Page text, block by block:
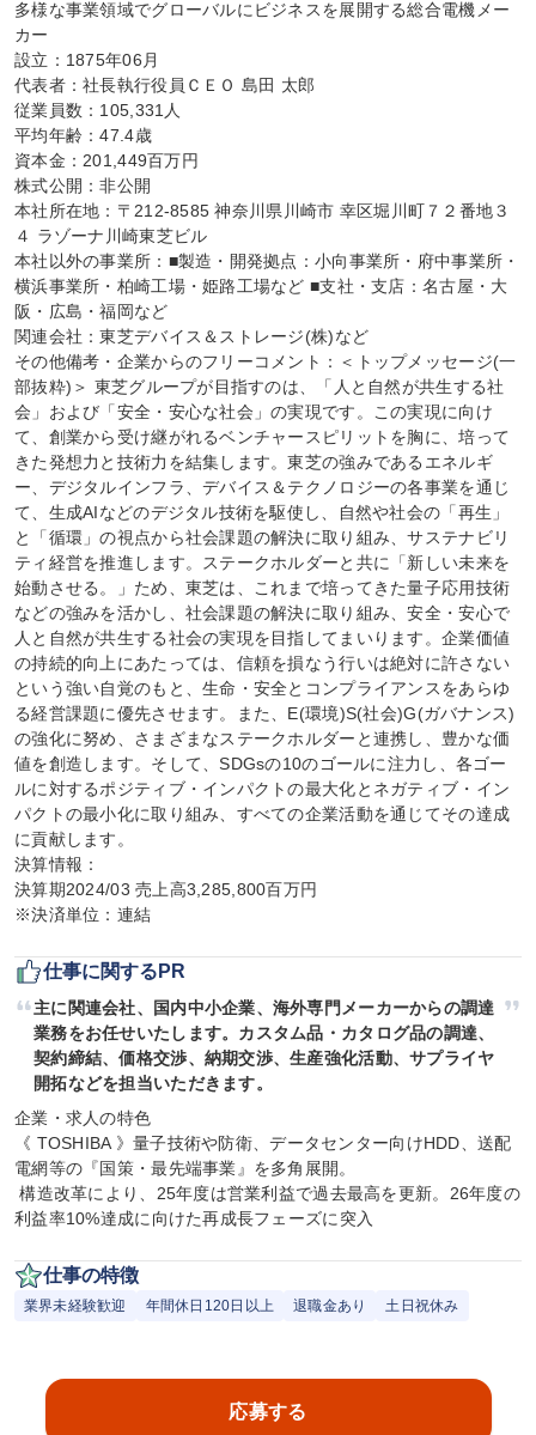
多様な事業領域でグローバルにビジネスを展開する総合電機メー
カー
設立：1875年06月
代表者：社長執行役員ＣＥＯ 島田 太郎
従業員数：105,331人
平均年齢：47.4歳
資本金：201,449百万円
株式公開：非公開
本社所在地：〒212-8585 神奈川県川崎市 幸区堀川町７２番地３
４ ラゾーナ川崎東芝ビル
本社以外の事業所：■製造・開発拠点：小向事業所・府中事業所・
横浜事業所・柏崎工場・姫路工場など ■支社・支店：名古屋・大
阪・広島・福岡など
関連会社：東芝デバイス＆ストレージ(株)など
その他備考・企業からのフリーコメント：＜トップメッセージ(一
部抜粋)＞ 東芝グループが目指すのは、「人と自然が共生する社
会」および「安全・安心な社会」の実現です。この実現に向け
て、創業から受け継がれるベンチャースピリットを胸に、培って
きた発想力と技術力を結集します。東芝の強みであるエネルギ
ー、デジタルインフラ、デバイス＆テクノロジーの各事業を通じ
て、生成AIなどのデジタル技術を駆使し、自然や社会の「再生」
と「循環」の視点から社会課題の解決に取り組み、サステナビリ
ティ経営を推進します。ステークホルダーと共に「新しい未来を
始動させる。」ため、東芝は、これまで培ってきた量子応用技術
などの強みを活かし、社会課題の解決に取り組み、安全・安心で
人と自然が共生する社会の実現を目指してまいります。企業価値
の持続的向上にあたっては、信頼を損なう行いは絶対に許さない
という強い自覚のもと、生命・安全とコンプライアンスをあらゆ
る経営課題に優先させます。また、E(環境)S(社会)G(ガバナンス)
の強化に努め、さまざまなステークホルダーと連携し、豊かな価
値を創造します。そして、SDGsの10のゴールに注力し、各ゴー
ルに対するポジティブ・インパクトの最大化とネガティブ・イン
パクトの最小化に取り組み、すべての企業活動を通じてその達成
に貢献します。
決算情報：
決算期2024/03 売上高3,285,800百万円
※決済単位：連結
仕事に関するPR
主に関連会社、国内中小企業、海外専門メーカーからの調達
業務をお任せいたします。カスタム品・カタログ品の調達、
契約締結、価格交渉、納期交渉、生産強化活動、サプライヤ
開拓などを担当いただきます。
企業・求人の特色
《 TOSHIBA 》量子技術や防衛、データセンター向けHDD、送配
電網等の『国策・最先端事業』を多角展開。
構造改革により、25年度は営業利益で過去最高を更新。26年度の
利益率10%達成に向けた再成長フェーズに突入
仕事の特徴
業界未経験歓迎 年間休日120日以上 退職金あり 土日祝休み
応募する